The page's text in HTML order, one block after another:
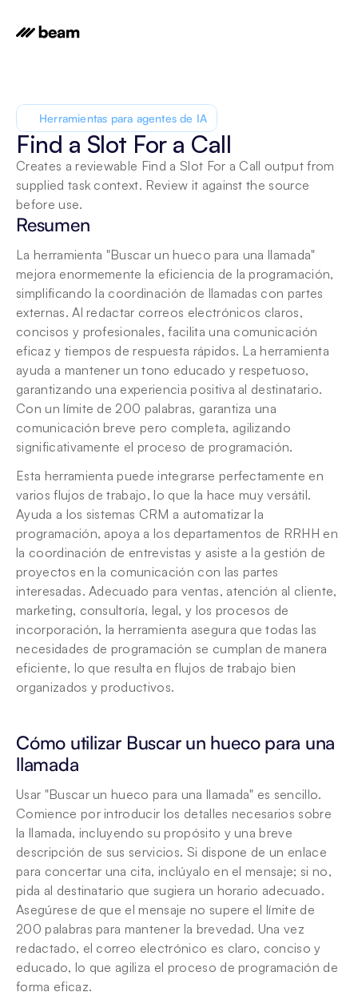
Herramientas para agentes de IA
Find a Slot For a Call
Creates a reviewable Find a Slot For a Call output from
supplied task context. Review it against the source
before use.
Resumen
La herramienta "Buscar un hueco para una llamada"
mejora enormemente la eficiencia de la programación,
simplificando la coordinación de llamadas con partes
externas. Al redactar correos electrónicos claros,
concisos y profesionales, facilita una comunicación
eficaz y tiempos de respuesta rápidos. La herramienta
ayuda a mantener un tono educado y respetuoso,
garantizando una experiencia positiva al destinatario.
Con un límite de 200 palabras, garantiza una
comunicación breve pero completa, agilizando
significativamente el proceso de programación.
Esta herramienta puede integrarse perfectamente en
varios flujos de trabajo, lo que la hace muy versátil.
Ayuda a los sistemas CRM a automatizar la
programación, apoya a los departamentos de RRHH en
la coordinación de entrevistas y asiste a la gestión de
proyectos en la comunicación con las partes
interesadas. Adecuado para ventas, atención al cliente,
marketing, consultoría, legal, y los procesos de
incorporación, la herramienta asegura que todas las
necesidades de programación se cumplan de manera
eficiente, lo que resulta en flujos de trabajo bien
organizados y productivos.
Cómo utilizar Buscar un hueco para una
llamada
Usar "Buscar un hueco para una llamada" es sencillo.
Comience por introducir los detalles necesarios sobre
la llamada, incluyendo su propósito y una breve
descripción de sus servicios. Si dispone de un enlace
para concertar una cita, inclúyalo en el mensaje; si no,
pida al destinatario que sugiera un horario adecuado.
Asegúrese de que el mensaje no supere el límite de
200 palabras para mantener la brevedad. Una vez
redactado, el correo electrónico es claro, conciso y
educado, lo que agiliza el proceso de programación de
forma eficaz.